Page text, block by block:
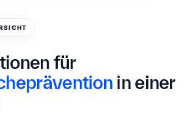
für
in einer